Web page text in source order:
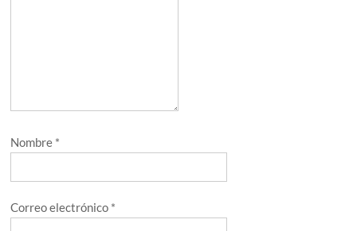
Nombre *
Correo electrónico *